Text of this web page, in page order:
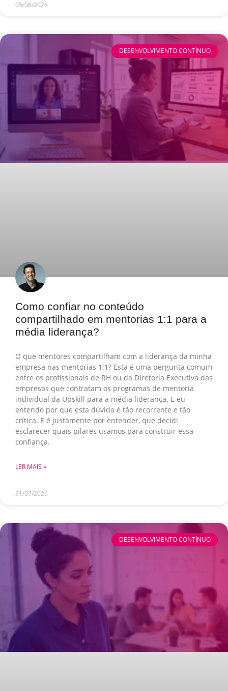
05/08/2026
DESENVOLVIMENTO CONTÍNUO
Como confiar no conteúdo
compartilhado em mentorias 1:1 para a
média liderança?
O que mentores compartilham com a liderança da minha
empresa nas mentorias 1:1? Esta é uma pergunta comum
entre os profissionais de RH ou da Diretoria Executiva das
empresas que contratam os programas de mentoria
individual da Upskill para a média liderança. E eu
entendo por que esta dúvida é tão recorrente e tão
crítica. E é justamente por entender, que decidi
esclarecer quais pilares usamos para construir essa
confiança.
LER MAIS »
31/07/2026
DESENVOLVIMENTO CONTÍNUO